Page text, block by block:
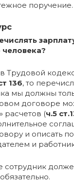
поручение.
человека?
в Трудовой
136, то
мы должны
договоре
расчетов (ч.5
и описать
и
сотрудник